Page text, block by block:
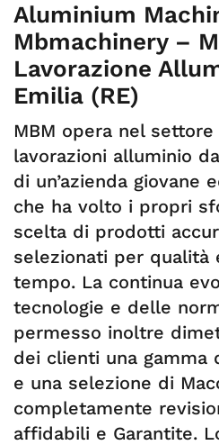
Aluminium
Mbmachinery –
Lavorazione
Emilia (RE)
MBM opera nel settore
lavorazioni alluminio
di un’azienda giovane
che ha volto i propri
scelta di prodotti
selezionati per qualità
tempo. La continua
tecnologie e delle
permesso inoltre
dei clienti una gamma
e una selezione di
completamente
affidabili e Garantite.